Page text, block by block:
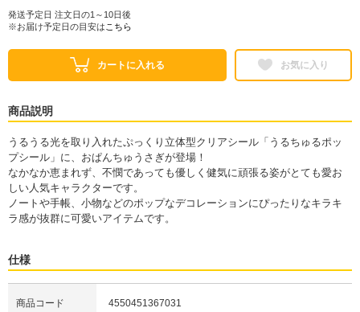
発送予定日 注文日の1～10日後
※お届け予定日の目安は こちら
カートに入れる お気に入り
商品説明
うるうる光を取り入れたぷっくり立体型クリアシール「うるちゅるポッ
プシール」に、おぱんちゅうさぎが登場！
なかなか恵まれず、不憫であっても優しく健気に頑張る姿がとても愛お
しい人気キャラクターです。
ノートや手帳、小物などのポップなデコレーションにぴったりなキラキ
ラ感が抜群に可愛いアイテムです。
仕様
商品コード 4550451367031